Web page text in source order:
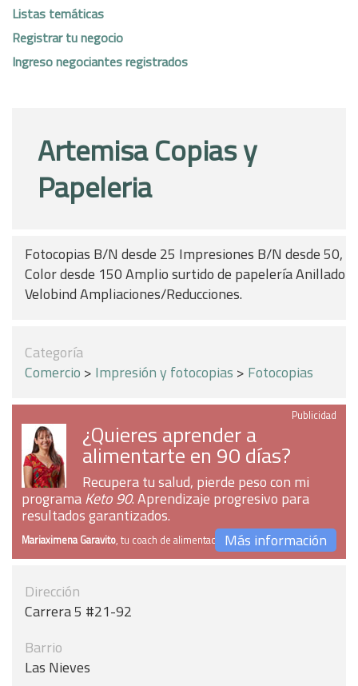
Listas temáticas
Registrar tu negocio
Ingreso negociantes registrados
Artemisa Copias y
Papeleria
Fotocopias B/N desde 25 Impresiones B/N desde 50,
Color desde 150 Amplio surtido de papelería Anillado
Velobind Ampliaciones/Reducciones.
Categoría
Comercio > Impresión y fotocopias > Fotocopias
Publicidad
¿Quieres aprender a
alimentarte en 90 días?
Recupera tu salud, pierde peso con mi
programaKeto 90. Aprendizaje progresivo para
resultados garantizados.
Mariaximena Garavito, tu coach de alimentaciónMás información
Dirección
Carrera 5 #21-92
Barrio
Las Nieves